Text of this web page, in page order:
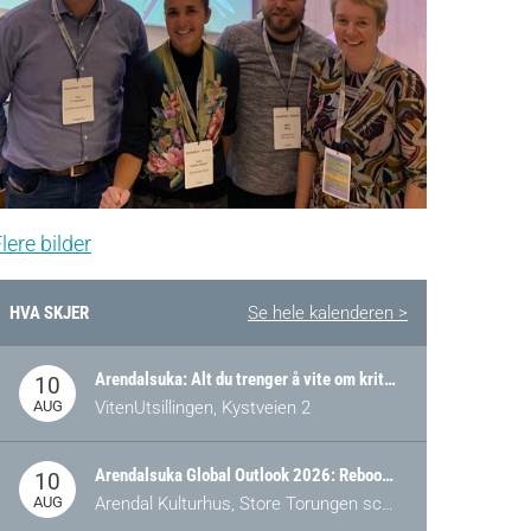
bilder
HVA SKJER Se hele kalenderen >
10
AUG
Arendalsuka: Alt du trenger å vite om kritiske og strategiske verdikjeder i Norge
VitenUtsillingen, Kystveien 2
10
AUG
Arendalsuka Global Outlook 2026: Rebooting Democracy for a New World Order
Arendal Kulturhus, Store Torungen scene